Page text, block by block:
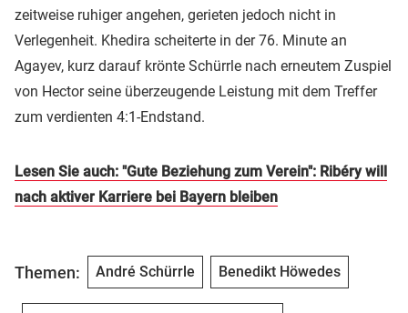
zeitweise ruhiger angehen, gerieten jedoch nicht in
Verlegenheit. Khedira scheiterte in der 76. Minute an
Agayev, kurz darauf krönte Schürrle nach erneutem Zuspiel
von Hector seine überzeugende Leistung mit dem Treffer
zum verdienten 4:1-Endstand.
Lesen Sie auch: "Gute Beziehung zum Verein": Ribéry will
nach aktiver Karriere bei Bayern bleiben
Themen: André Schürrle Benedikt Höwedes